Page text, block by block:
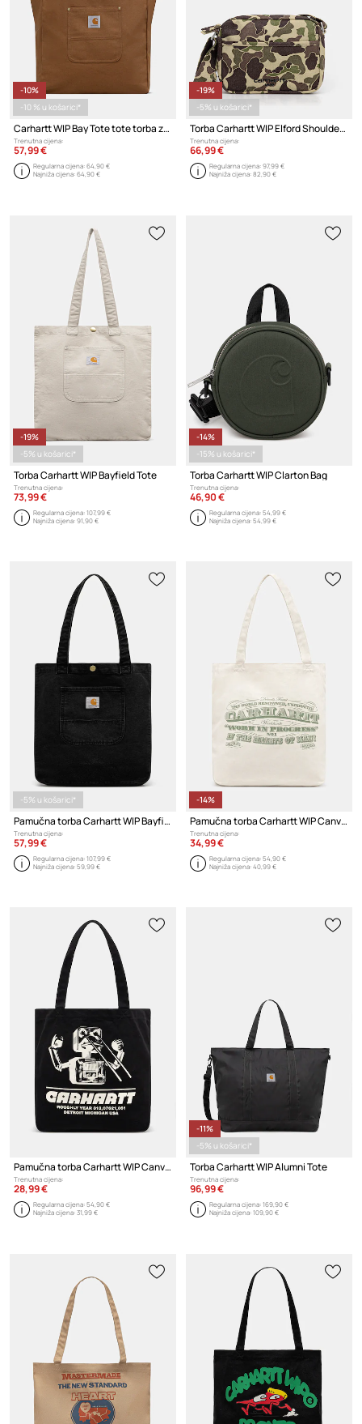
-10%
-10 % u košarici*
Carhartt WIP Bay Tote tote torba za žene pamučna
Trenutna cijena:
57,99 €
Regularna cijena:64,90 €
Najniža cijena:64,90 €
-19%
-5% u košarici*
Torba Carhartt WIP Elford Shoulder Bag
Trenutna cijena:
66,99 €
Regularna cijena:97,99 €
Najniža cijena:82,90 €
-19%
-5% u košarici*
Torba Carhartt WIP Bayfield Tote
Trenutna cijena:
73,99 €
Regularna cijena:107,99 €
Najniža cijena:91,90 €
-14%
-15% u košarici*
Torba Carhartt WIP Clarton Bag
Trenutna cijena:
46,90 €
Regularna cijena:54,99 €
Najniža cijena:54,99 €
-5% u košarici*
Pamučna torba Carhartt WIP Bayfield Tote
Trenutna cijena:
57,99 €
Regularna cijena:107,99 €
Najniža cijena:59,99 €
-14%
Pamučna torba Carhartt WIP Canvas Graphic Tote
Trenutna cijena:
34,99 €
Regularna cijena:54,90 €
Najniža cijena:40,99 €
Pamučna torba Carhartt WIP Canvas Graphic Tote
Trenutna cijena:
28,99 €
Regularna cijena:54,90 €
Najniža cijena:31,99 €
-11%
-5% u košarici*
Torba Carhartt WIP Alumni Tote
Trenutna cijena:
96,99 €
Regularna cijena:169,90 €
Najniža cijena:109,90 €